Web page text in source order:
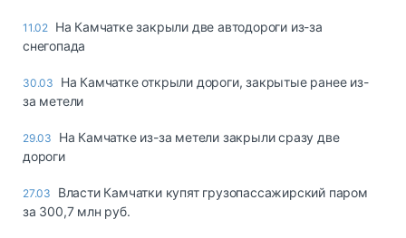
11.02 На Камчатке закрыли две автодороги из-за
снегопада
30.03
На Камчатке открыли дороги, закрытые ранее из-
за метели
29.03
На Камчатке из-за метели закрыли сразу две
дороги
27.03
Власти Камчатки купят грузопассажирский паром
за 300,7 млн руб.